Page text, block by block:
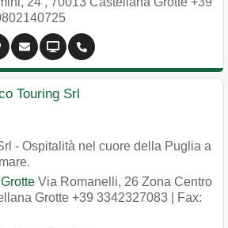
Touring Srl
- Ospitalità nel cuore della Puglia a
Via Romanelli, 26 Zona Centro
Grotte +39 3342327083 | Fax: